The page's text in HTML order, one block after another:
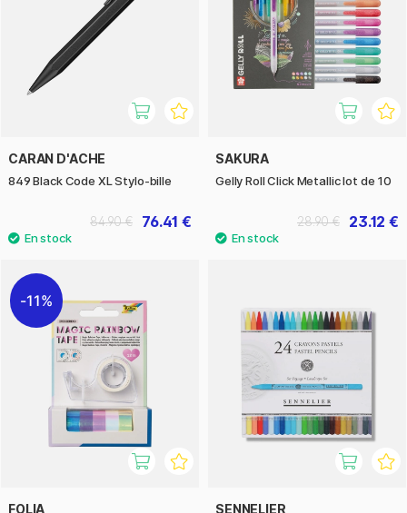
CARAN D'ACHE
849 Black Code XL Stylo-bille
76.41 €
84.90 €
SAKURA
Gelly Roll Click Metallic lot de 10
23.12 €
28.90 €
11%
FOLIA SENNELIER